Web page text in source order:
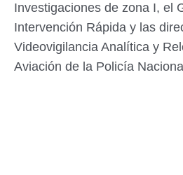
Investigaciones de zona I, el
Intervención Rápida y las
Videovigilancia Analítica y
Aviación de la Policía